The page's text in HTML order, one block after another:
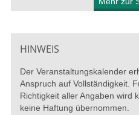
HINWEIS
Der Veranstaltungskalender
Anspruch auf Vollständigkeit.
Richtigkeit aller Angaben wird
keine Haftung übernommen.